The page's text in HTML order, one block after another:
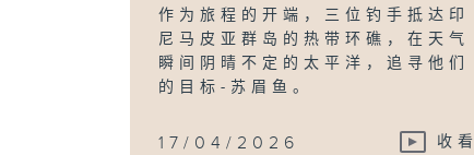
作为旅程的开端，三位钓手抵达印
尼马皮亚群岛的热带环礁，在天气
瞬间阴晴不定的太平洋，追寻他们
的目标-苏眉鱼。
17/04/2026 收看